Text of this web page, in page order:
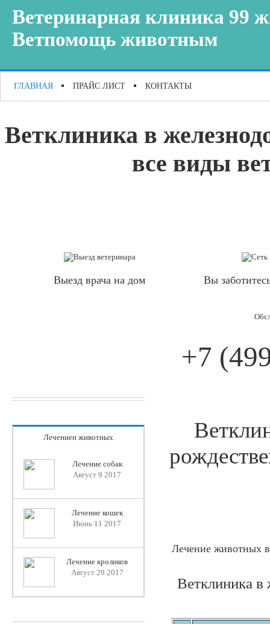
Ветеринарная клиника 99
Ветпомощь животным
ГЛАВНАЯ ПРАЙС ЛИСТ КОНТАКТЫ
Ветклиника в
все виды
Выезд врача на дом Вы
+7
Лечениен животных
Лечение собак
Август 9 2017
Лечение кошек
Июнь 11 2017
Лечение кроликов
Август 29 2017
Лечение животных
Ветклиника в